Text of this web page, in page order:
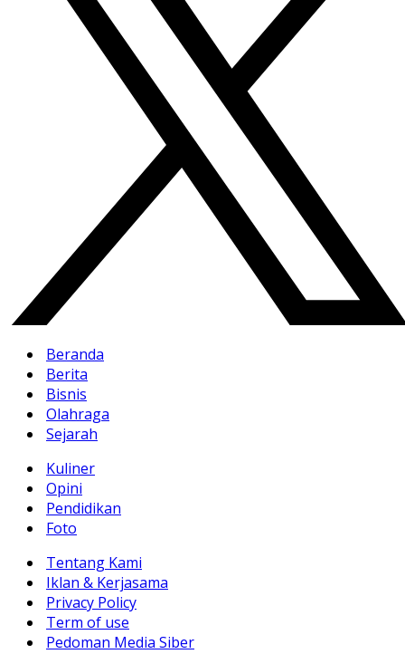
Beranda
Berita
Bisnis
Olahraga
Sejarah
Kuliner
Opini
Pendidikan
Foto
Tentang Kami
Iklan & Kerjasama
Privacy Policy
Term of use
Pedoman Media Siber